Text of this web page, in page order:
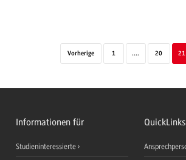
Vorherige 1 .... 20 21
Informationen für
Studieninteressierte
QuickLinks